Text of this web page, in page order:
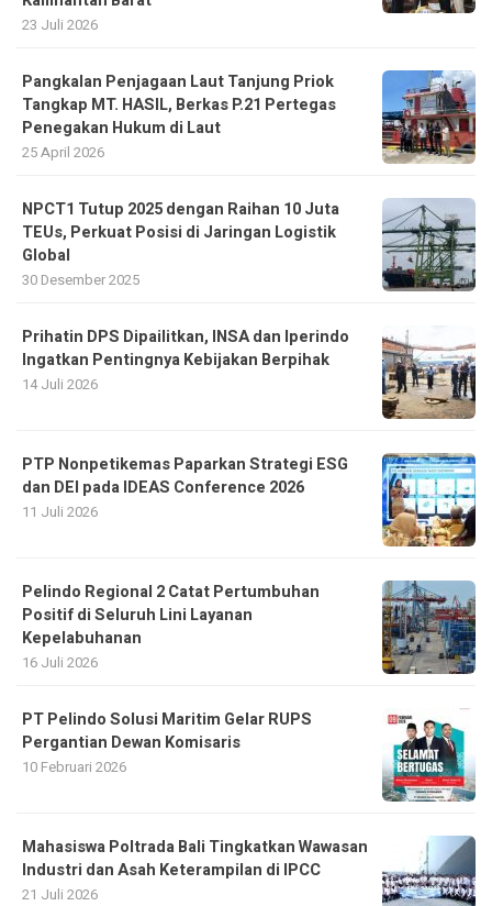
23 Juli 2026
Pangkalan Penjagaan Laut Tanjung Priok
Tangkap MT. HASIL, Berkas P.21 Pertegas
Penegakan Hukum di Laut
25 April 2026
NPCT1 Tutup 2025 dengan Raihan 10 Juta
TEUs, Perkuat Posisi di Jaringan Logistik
Global
30 Desember 2025
Prihatin DPS Dipailitkan, INSA dan Iperindo
Ingatkan Pentingnya Kebijakan Berpihak
14 Juli 2026
PTP Nonpetikemas Paparkan Strategi ESG
dan DEI pada IDEAS Conference 2026
11 Juli 2026
Pelindo Regional 2 Catat Pertumbuhan
Positif di Seluruh Lini Layanan
Kepelabuhanan
16 Juli 2026
PT Pelindo Solusi Maritim Gelar RUPS
Pergantian Dewan Komisaris
10 Februari 2026
Mahasiswa Poltrada Bali Tingkatkan Wawasan
Industri dan Asah Keterampilan di IPCC
21 Juli 2026